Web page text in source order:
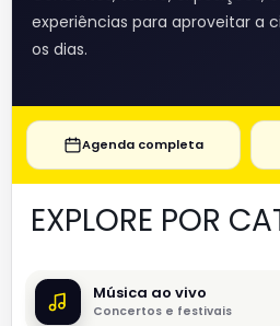
experiências para aproveitar a
os dias.
Agenda completa
EXPLORE POR
Música ao vivo
Concertos e festivais